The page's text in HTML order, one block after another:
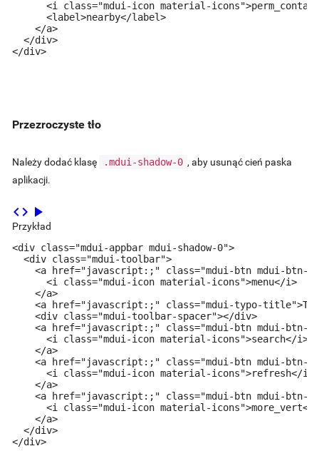
<i class="mdui-icon material-
      <label>nearby</label>
    </a>
  </div>
</div>
Przezroczyste tło
Należy dodać klasę .mdui-shadow-0 , aby usunąć cień paska
aplikacji.
code play_arrow
Przykład
<div class="mdui-appbar mdui-shadow-0">
  <div class="mdui-toolbar">
<a href="javascript:;" class="mdui-btn mdui-btn-
      <i class="mdui-icon material-icons">menu</i>
    </a>
<a href="javascript:;" class="mdui-typo-
    <div class="mdui-toolbar-spacer"></div>
<a href="javascript:;" class="mdui-btn mdui-btn-
      <i class="mdui-icon material-icons">search</i>
    </a>
<a href="javascript:;" class="mdui-btn mdui-btn-
      <i class="mdui-icon material-icons">refresh</i>
    </a>
<a href="javascript:;" class="mdui-btn mdui-btn-
<i class="mdui-icon material-icons">more_vert</
    </a>
  </div>
</div>